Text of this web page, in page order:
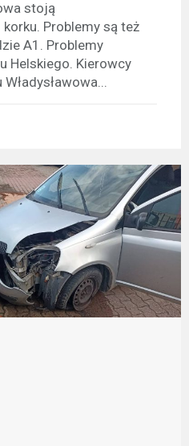
stoją
Problemy są też
A1. Problemy
Helskiego. Kierowcy